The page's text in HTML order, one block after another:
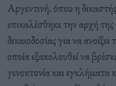
Αργεντινή, όπου η
επικαλέσθηκε την αρχή
δικαιοδοσίας για να
οποία εξακολουθεί να
γενοκτονία και